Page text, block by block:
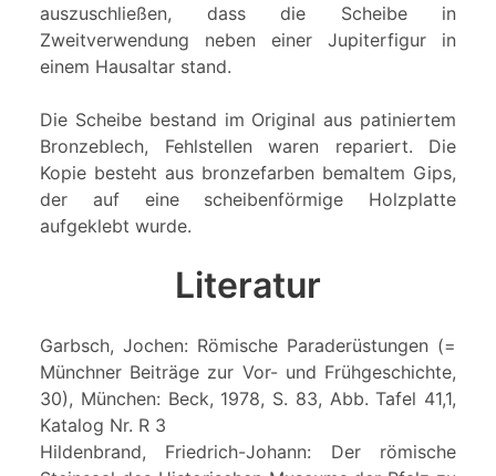
auszuschließen, dass die Scheibe in
Zweitverwendung neben einer Jupiterfigur in
einem Hausaltar stand.
Die Scheibe bestand im Original aus patiniertem
Bronzeblech, Fehlstellen waren repariert. Die
Kopie besteht aus bronzefarben bemaltem Gips,
der auf eine scheibenförmige Holzplatte
aufgeklebt wurde.
Literatur
Garbsch, Jochen: Römische Paraderüstungen (=
Münchner Beiträge zur Vor- und Frühgeschichte,
30), München: Beck, 1978, S. 83, Abb. Tafel 41,1,
Katalog Nr. R 3
Hildenbrand, Friedrich-Johann: Der römische